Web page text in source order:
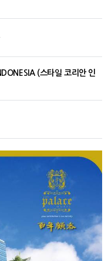
(스타일 코리안 인